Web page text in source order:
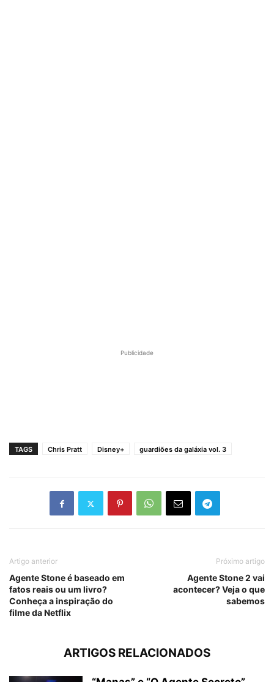
Publicidade
TAGS Chris Pratt Disney+ guardiões da galáxia vol. 3
Artigo anterior
Agente Stone é baseado em
fatos reais ou um livro?
Conheça a inspiração do
filme da Netflix
Próximo artigo
Agente Stone 2 vai
acontecer? Veja o que
sabemos
ARTIGOS RELACIONADOS